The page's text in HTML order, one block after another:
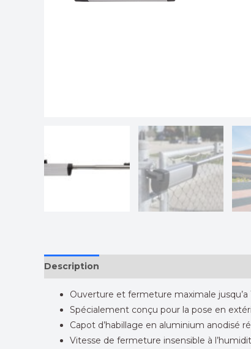
Description
Ouverture et fermeture maximale
Spécialement conçu pour la pose en
Capot d’habillage en aluminium anodisé
Vitesse de fermeture insensible à